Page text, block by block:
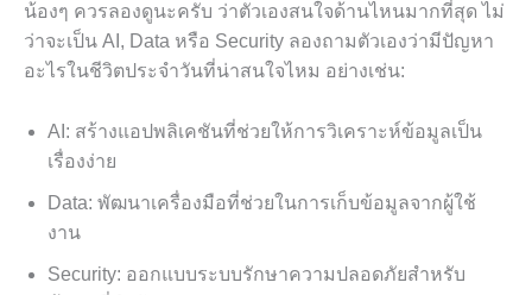
น้องๆ ควรลองดูนะครับ ว่าตัวเองสนใจด้านไหนมากที่สุด ไม่
ว่าจะเป็น AI, Data หรือ Security ลองถามตัวเองว่ามีปัญหา
อะไรในชีวิตประจำวันที่น่าสนใจไหม อย่างเช่น:
AI: สร้างแอปพลิเคชันที่ช่วยให้การวิเคราะห์ข้อมูลเป็น
เรื่องง่าย
Data: พัฒนาเครื่องมือที่ช่วยในการเก็บข้อมูลจากผู้ใช้
งาน
Security: ออกแบบระบบรักษาความปลอดภัยสำหรับ